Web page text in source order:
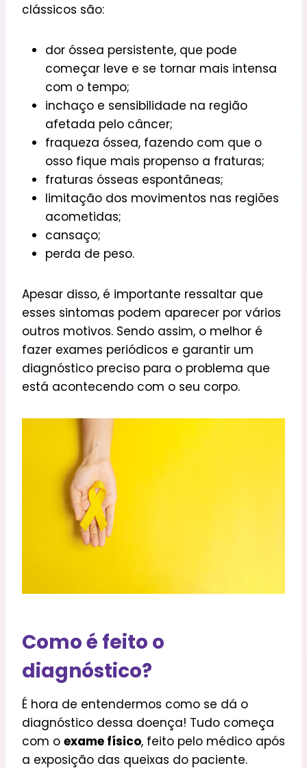
clássicos são:
dor óssea persistente, que pode
começar leve e se tornar mais intensa
com o tempo;
inchaço e sensibilidade na região
afetada pelo câncer;
fraqueza óssea, fazendo com que o
osso fique mais propenso a fraturas;
fraturas ósseas espontâneas;
limitação dos movimentos nas regiões
acometidas;
cansaço;
perda de peso.
Apesar disso, é importante ressaltar que
esses sintomas podem aparecer por vários
outros motivos. Sendo assim, o melhor é
fazer exames periódicos e garantir um
diagnóstico preciso para o problema que
está acontecendo com o seu corpo.
Como é feito o
diagnóstico?
É hora de entendermos como se dá o
diagnóstico dessa doença! Tudo começa
com o exame físico, feito pelo médico após
a exposição das queixas do paciente.